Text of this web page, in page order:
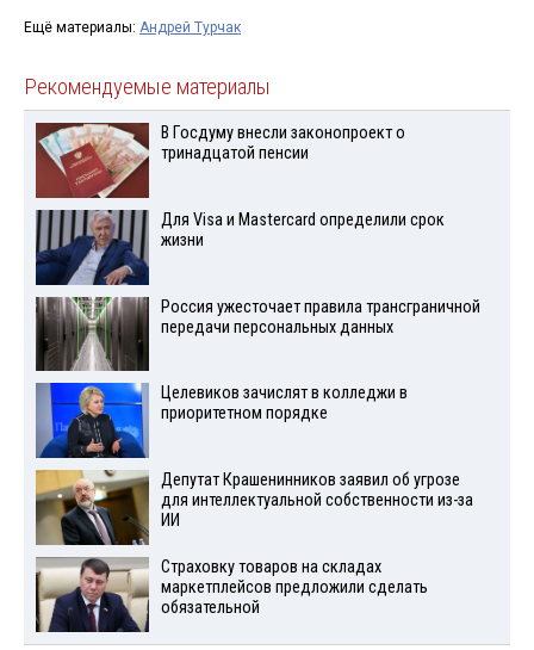
Ещё материалы: Андрей Турчак
Рекомендуемые материалы
В Госдуму внесли законопроект о
тринадцатой пенсии
Для Visа и Mastercard определили срок
жизни
Россия ужесточает правила трансграничной
передачи персональных данных
Целевиков зачислят в колледжи в
приоритетном порядке
Депутат Крашенинников заявил об угрозе
для интеллектуальной собственности из-за
ИИ
Страховку товаров на складах
маркетплейсов предложили сделать
обязательной